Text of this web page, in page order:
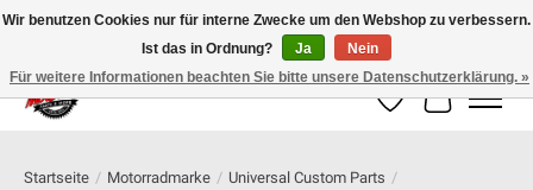
100% schweizer Onlineshop für Dein Motorrad
Wunschzettel
Ihr
Startseite / Motorradmarke / Universal Custom Parts /
Wir benutzen Cookies nur für interne Zwecke um den Webshop zu verbessern.
Ist das in Ordnung?
Ja
Nein
Für weitere Informationen beachten Sie bitte unsere Datenschutzerklärung. »